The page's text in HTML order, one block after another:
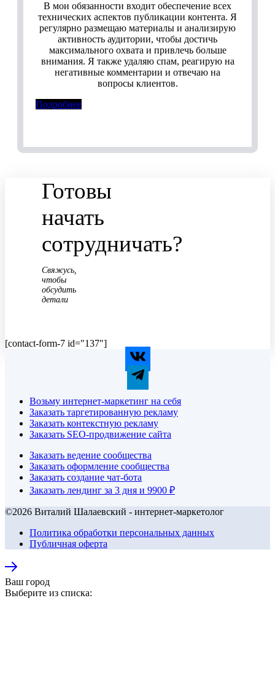
В мои обязанности входит обеспечение всех
технических аспектов публикации контента. Я
регулярно размещаю материалы и анализирую
активность аудитории, чтобы достичь
максимального охвата и привлечь больше
внимания. Я также удаляю спам, реагирую на
негативные комментарии и отвечаю на
вопросы клиентов.
Подробнее
Готовы
начать
сотрудничать?
Свяжусь,
чтобы
обсудить
детали
[contact-form-7 id="137"]
Возьму интернет-маркетинг на себя
Заказать таргетированную рекламу
Заказать контекстную рекламу
Заказать SEO-продвижение сайта
Заказать ведение сообщества
Заказать оформление сообщества
Заказать создание чат-бота
Заказать лендинг за 3 дня и 9900 ₽
©2026 Виталий Шалаевский - интернет-маркетолог
Политика обработки персональных данных
Публичная оферта
Ваш город
Выберите из списка: